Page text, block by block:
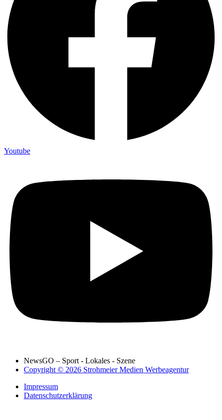
Youtube
NewsGO – Sport - Lokales - Szene
Copyright © 2026 Strohmeier Medien Werbeagentur
Impressum
Datenschutzerklärung